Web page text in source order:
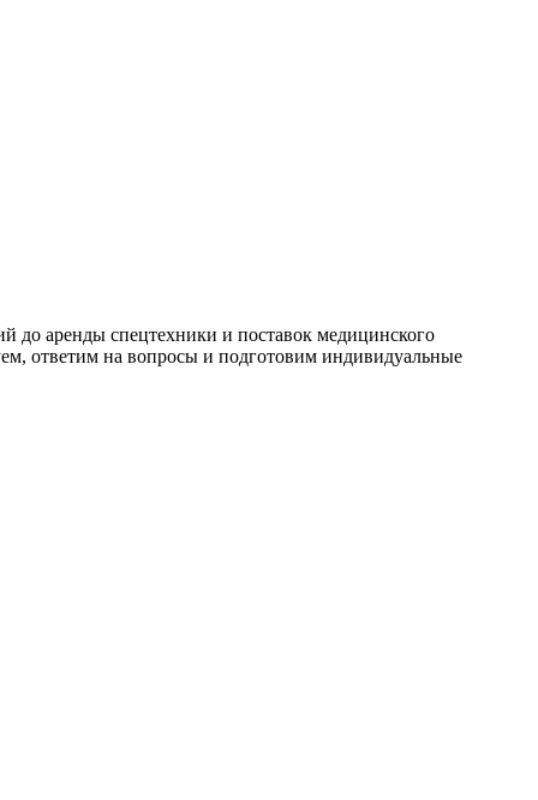
до аренды спецтехники и поставок медицинского
ответим на вопросы и подготовим индивидуальные